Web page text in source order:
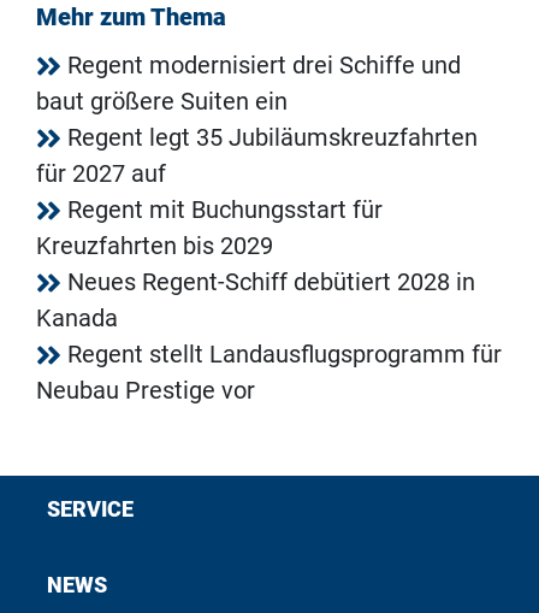
Mehr zum Thema
Regent modernisiert drei Schiffe und
baut größere Suiten ein
Regent legt 35 Jubiläumskreuzfahrten
für 2027 auf
Regent mit Buchungsstart für
Kreuzfahrten bis 2029
Neues Regent-Schiff debütiert 2028 in
Kanada
Regent stellt Landausflugsprogramm für
Neubau Prestige vor
SERVICE
NEWS